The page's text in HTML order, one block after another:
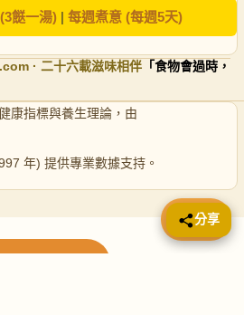
餸一湯)| 每週煮意 (每週5天)
.com · 二十六載滋味相伴 「食物會過時，
康指標與養生理論，由
年) 提供專業數據支持。
📤 分享
分享